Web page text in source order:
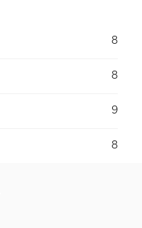
8
8
9
8